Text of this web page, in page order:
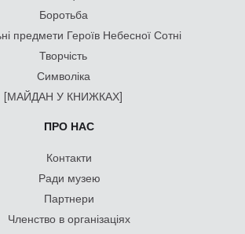
Боротьба
предмети Героїв Небесної Сотні
Творчість
Символіка
[МАЙДАН У КНИЖКАХ]
ПРО НАС
Контакти
Ради музею
Партнери
Членство в організаціях